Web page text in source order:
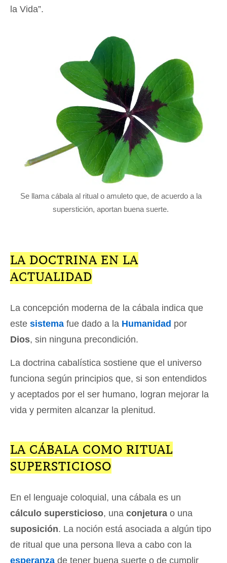
la Vida”.
Se llama cábala al ritual o amuleto que, de acuerdo a la
superstición, aportan buena suerte.
LA DOCTRINA EN LA
ACTUALIDAD
La concepción moderna de la cábala indica que
este sistema fue dado a la Humanidad por
Dios, sin ninguna precondición.
La doctrina cabalística sostiene que el universo
funciona según principios que, si son entendidos
y aceptados por el ser humano, logran mejorar la
vida y permiten alcanzar la plenitud.
LA CÁBALA COMO RITUAL
SUPERSTICIOSO
En el lenguaje coloquial, una cábala es un
cálculo supersticioso, una conjetura o una
suposición. La noción está asociada a algún tipo
de ritual que una persona lleva a cabo con la
esperanza de tener buena suerte o de cumplir